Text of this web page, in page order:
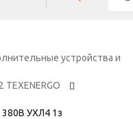
устройства и
УХЛ4 1з